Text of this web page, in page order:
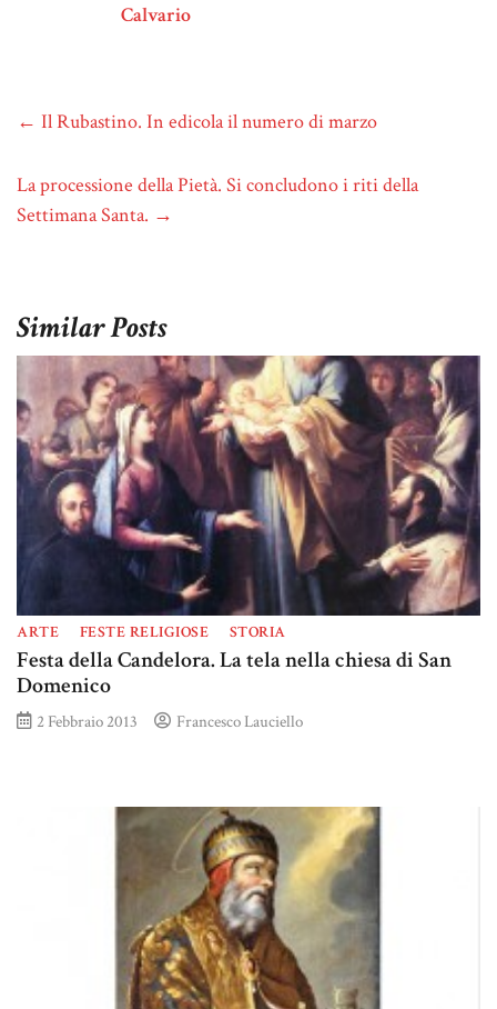
Calvario
← Il Rubastino. In edicola il numero di marzo
La processione della Pietà. Si concludono i riti della
Settimana Santa. →
Similar Posts
ARTE FESTE RELIGIOSE STORIA
Festa della Candelora. La tela nella chiesa di San
Domenico
2 Febbraio 2013 Francesco Lauciello